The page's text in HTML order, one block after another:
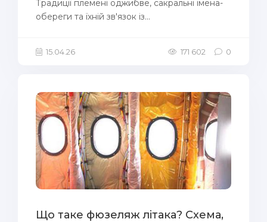
Традиції племені оджибве, сакральні імена-
обереги та їхній зв'язок із...
15.04.26 171 602 0
Що таке фюзеляж літака? Схема,